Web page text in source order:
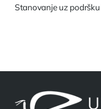
Stanovanje uz podršku